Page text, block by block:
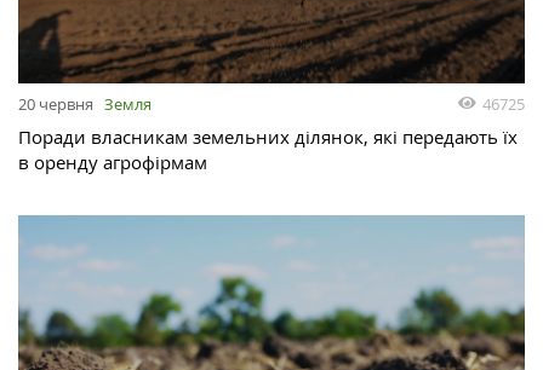
20 червня Земля 46725
Поради власникам земельних ділянок, які передають їх
в оренду агрофірмам